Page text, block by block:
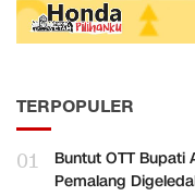
TERPOPULER
01
Buntut OTT Bupati
Pemalang